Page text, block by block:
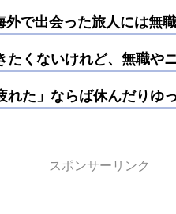
外で出会った旅人には無
くないけれど、無職や
れた」ならば休んだりゆ
スポンサーリンク